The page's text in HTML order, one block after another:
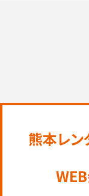
熊本レ